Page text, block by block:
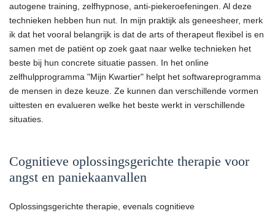
autogene training, zelfhypnose, anti-piekeroefeningen. Al deze
technieken hebben hun nut. In mijn praktijk als geneesheer, merk
ik dat het vooral belangrijk is dat de arts of therapeut flexibel is en
samen met de patiënt op zoek gaat naar welke technieken het
beste bij hun concrete situatie passen. In het online
zelfhulpprogramma "Mijn Kwartier" helpt het softwareprogramma
de mensen in deze keuze. Ze kunnen dan verschillende vormen
uittesten en evalueren welke het beste werkt in verschillende
situaties.
Cognitieve oplossingsgerichte therapie voor
angst en paniekaanvallen
Oplossingsgerichte therapie, evenals cognitieve